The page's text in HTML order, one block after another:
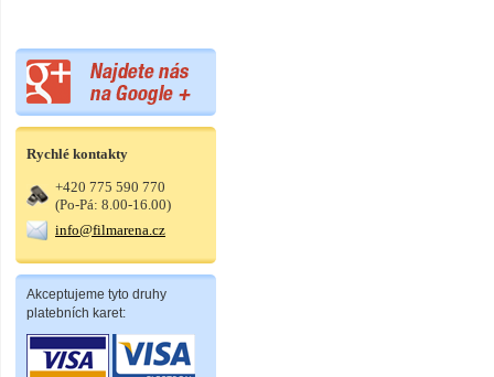
Rychlé kontakty
+420 775 590 770
(Po-Pá: 8.00-16.00)
info@filmarena.cz
Akceptujeme tyto druhy
platebních karet: